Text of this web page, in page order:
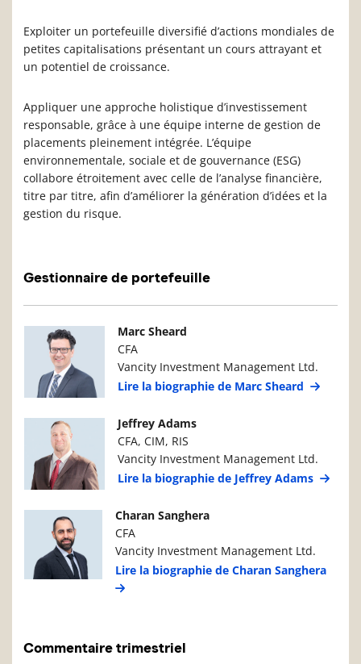
Exploiter un portefeuille diversifié d’actions mondiales de
petites capitalisations présentant un cours attrayant et
un potentiel de croissance.
Appliquer une approche holistique d’investissement
responsable, grâce à une équipe interne de gestion de
placements pleinement intégrée. L’équipe
environnementale, sociale et de gouvernance (ESG)
collabore étroitement avec celle de l’analyse financière,
titre par titre, afin d’améliorer la génération d’idées et la
gestion du risque.
Gestionnaire de portefeuille
Photo du gestionnaire de portefeuille
Marc Sheard
CFA
Vancity Investment Management Ltd.
Lire la biographie de Marc Sheard
Photo du gestionnaire de portefeuille
Jeffrey Adams
CFA, CIM, RIS
Vancity Investment Management Ltd.
Lire la biographie de Jeffrey Adams
Photo du gestionnaire de portefeuille
Charan Sanghera
CFA
Vancity Investment Management Ltd.
Lire la biographie de Charan Sanghera
Commentaire trimestriel